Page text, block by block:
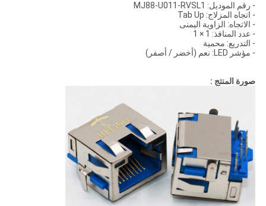
- رقم الموديل: MJ88-U011-RVSL1
- اتجاه المزلاج: Tab Up
- الاتجاه: الزاوية اليمنى
- عدد المنافذ: 1 × 1
- التدريع: محمية
- مؤشر LED: نعم (أخضر / أصفر)
صورة المنتج :